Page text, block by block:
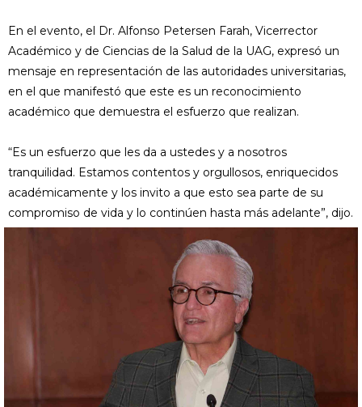
En el evento, el Dr. Alfonso Petersen Farah, Vicerrector
Académico y de Ciencias de la Salud de la UAG, expresó un
mensaje en representación de las autoridades universitarias,
en el que manifestó que este es un reconocimiento
académico que demuestra el esfuerzo que realizan.
“Es un esfuerzo que les da a ustedes y a nosotros
tranquilidad. Estamos contentos y orgullosos, enriquecidos
académicamente y los invito a que esto sea parte de su
compromiso de vida y lo continúen hasta más adelante”, dijo.